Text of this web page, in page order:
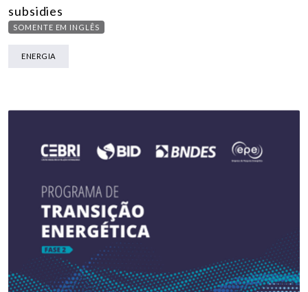
subsidies
SOMENTE EM INGLÊS
ENERGIA